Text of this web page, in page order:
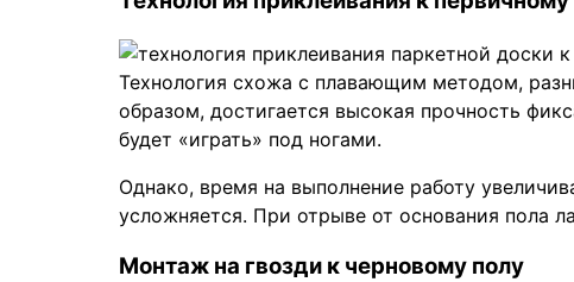
Технология схожа с плавающим методом,
образом, достигается высокая прочность
будет «играть» под ногами.
Однако, время на выполнение работу
усложняется. При отрыве от основания пола
Монтаж на гвозди к черновому полу